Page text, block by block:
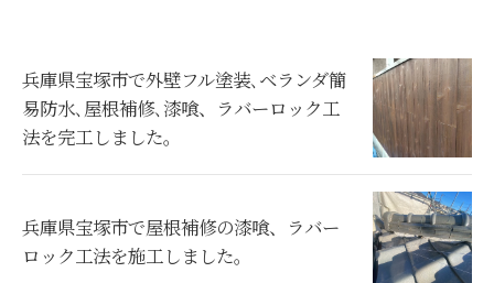
兵庫県宝塚市で外壁フル塗装､ベランダ簡
易防水､屋根補修､漆喰、ラバーロック工
法を完工しました。
兵庫県宝塚市で屋根補修の漆喰、ラバー
ロック工法を施工しました。